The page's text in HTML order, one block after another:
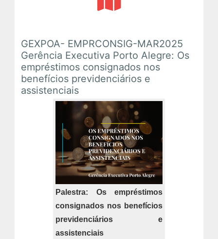
Palestras
Realizadas
Tutoriais
Comunidades Virtuais
GEXPOA- EMPRCONSIG-MAR2025
Gerência Executiva Porto Alegre: Os
empréstimos consignados nos
benefícios previdenciários e
assistenciais
Palestra: Os empréstimos
consignados nos benefícios
previdenciários e
assistenciais